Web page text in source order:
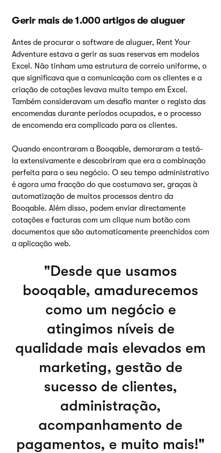
Gerir mais de 1.000 artigos de aluguer
Antes de procurar o software de aluguer, Rent Your
Adventure estava a gerir as suas reservas em modelos
Excel. Não tinham uma estrutura de correio uniforme, o
que significava que a comunicação com os clientes e a
criação de cotações levava muito tempo em Excel.
Também consideravam um desafio manter o registo das
encomendas durante períodos ocupados, e o processo
de encomenda era complicado para os clientes.
Quando encontraram a Booqable, demoraram a testá-
la extensivamente e descobriram que era a combinação
perfeita para o seu negócio. O seu tempo administrativo
é agora uma fracção do que costumava ser, graças à
automatização de muitos processos dentro da
Booqable. Além disso, podem enviar directamente
cotações e facturas com um clique num botão com
documentos que são automaticamente preenchidos com
a aplicação web.
Desde que usamos
booqable, amadurecemos
como um negócio e
atingimos níveis de
qualidade mais elevados em
marketing, gestão de
sucesso de clientes,
administração,
acompanhamento de
pagamentos, e muito mais!